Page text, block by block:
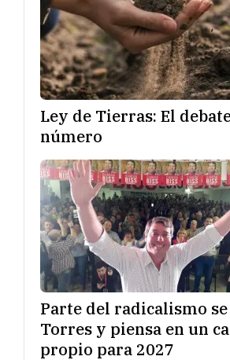
Ley de Tierras: El
número
Parte del radicalismo
Torres y piensa en un
propio para 2027